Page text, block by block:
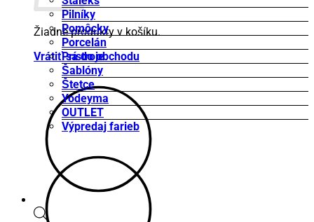
Žiadne produkty v košíku.
Vrátiť sa do obchodu
Pilníky
Pomôcky
Porcelán
Prístroje
Šablóny
Štetce
Yodeyma
OUTLET
Výpredaj farieb